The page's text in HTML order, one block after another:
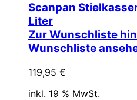
Scanpan
Liter
Zur Wunschliste
Wunschliste
119,95 €
inkl. 19 % MwSt.